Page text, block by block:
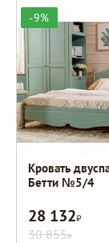
-9%
Кровать
Бетти №5/4
28 132Р
30 855Р